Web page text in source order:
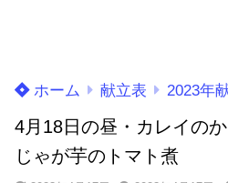
ホーム 献立表 2023年
4月18日の昼・カレイの
じゃが芋のトマト煮